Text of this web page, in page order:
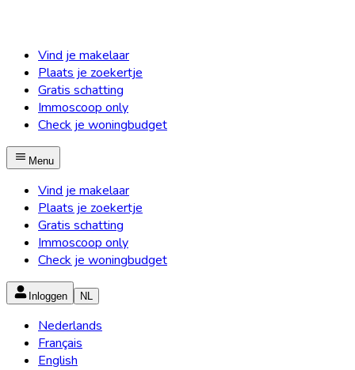
Vind je makelaar
Plaats je zoekertje
Gratis schatting
Immoscoop only
Check je woningbudget
Menu
Vind je makelaar
Plaats je zoekertje
Gratis schatting
Immoscoop only
Check je woningbudget
Inloggen NL
Nederlands
Français
English